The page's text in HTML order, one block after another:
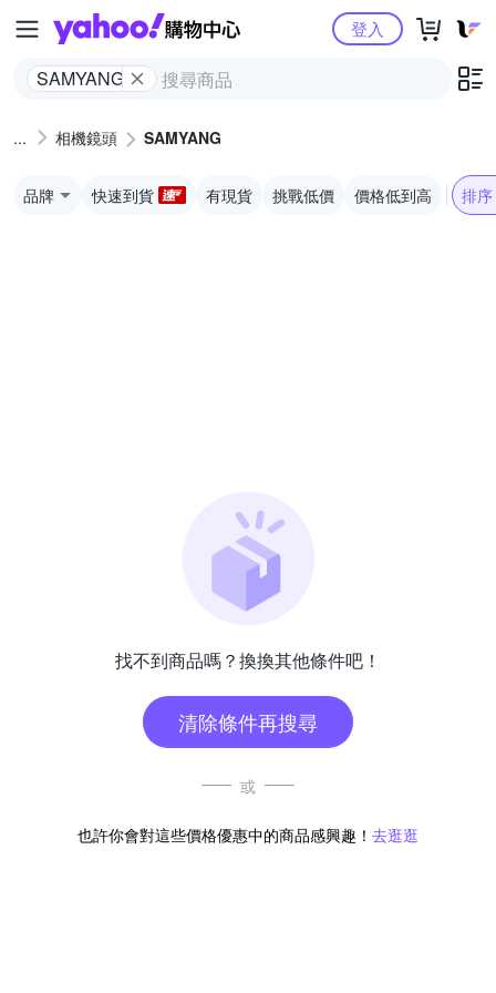
Yahoo購物中心
SAMYANG
登入
相機鏡頭 SAMYANG
品牌 快速到貨 有現貨 挑戰低價 價格低到高 排序
找不到商品嗎？換換其他條件吧！
清除條件再搜尋
或
也許你會對這些價格優惠中的商品感興趣！ 去逛逛